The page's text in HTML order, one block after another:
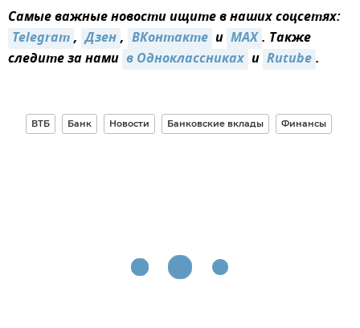
Самые важные новости ищите в наших соцсетях:
Telegram, Дзен, ВКонтакте и MAX. Также
следите за нами в Одноклассниках и Rutube.
ВТБ Банк Новости Банковские вклады Финансы